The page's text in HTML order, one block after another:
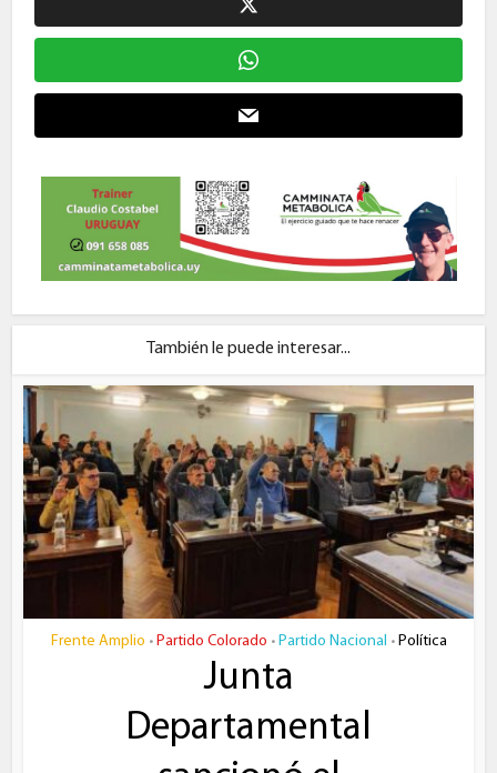
También le puede interesar...
Frente Amplio • Partido Colorado • Partido Nacional • Política
Junta
Departamental